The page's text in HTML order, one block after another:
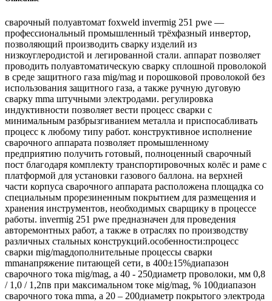
сварочный полуавтомат foxweld invermig 251 pwe —
профессиональный промышленный трёхфазный инвертор,
позволяющий производить сварку изделий из
низкоуглеродистой и легированной стали. аппарат позволяет
проводить полуавтоматическую сварку сплошной проволокой
в среде защитного газа mig/mag и порошковой проволокой без
использования защитного газа, а также ручную дуговую
сварку mma штучными электродами. регулировка
индуктивности позволяет вести процесс сварки с
минимальным разбрызгиванием металла и приспосабливать
процесс к любому типу работ. конструктивное исполнение
сварочного аппарата позволяет промышленному
предприятию получить готовый, полноценный сварочный
пост благодаря комплекту транспортировочных колёс и раме с
платформой для установки газового баллона. на верхней
части корпуса сварочного аппарата расположена площадка со
специальным прорезиненным покрытием для размещения и
хранения инструментов, необходимых сварщику в процессе
работы. invermig 251 pwe предназначен для проведения
авторемонтных работ, а также в отраслях по производству
различных стальных конструкций.особенности:процесс
сварки mig/magдополнительные процессы сварки
mmaнапряжение питающей сети, в 400±15%диапазон
сварочного тока mig/mag, а 40 - 250диаметр проволоки, мм 0,8
/ 1,0 / 1,2пв при максимальном токе мig/mag, % 100диапазон
сварочного тока mma, а 20 – 200диаметр покрытого электрода